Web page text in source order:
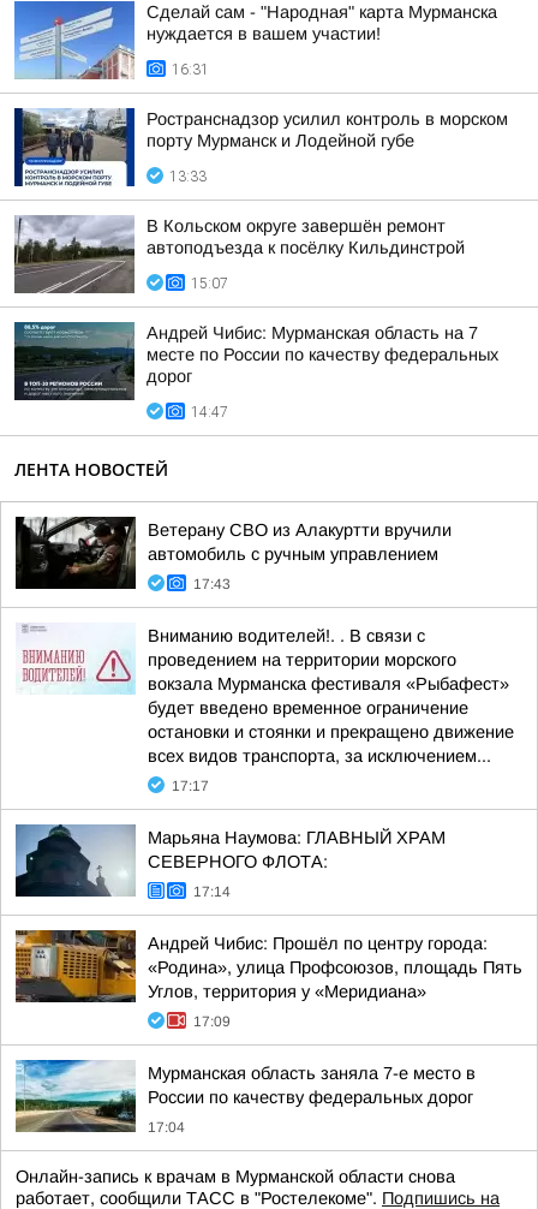
Сделай сам - "Народная" карта Мурманска
нуждается в вашем участии!
16:31
Ространснадзор усилил контроль в морском
порту Мурманск и Лодейной губе
13:33
В Кольском округе завершён ремонт
автоподъезда к посёлку Кильдинстрой
15:07
Андрей Чибис: Мурманская область на 7
месте по России по качеству федеральных
дорог
14:47
ЛЕНТА НОВОСТЕЙ
Ветерану СВО из Алакуртти вручили
автомобиль с ручным управлением
17:43
Вниманию водителей!. . В связи с
проведением на территории морского
вокзала Мурманска фестиваля «Рыбафест»
будет введено временное ограничение
остановки и стоянки и прекращено движение
всех видов транспорта, за исключением...
17:17
Марьяна Наумова: ГЛАВНЫЙ ХРАМ
СЕВЕРНОГО ФЛОТА:
17:14
Андрей Чибис: Прошёл по центру города:
«Родина», улица Профсоюзов, площадь Пять
Углов, территория у «Меридиана»
17:09
Мурманская область заняла 7-е место в
России по качеству федеральных дорог
17:04
Онлайн-запись к врачам в Мурманской области снова
работает, сообщили ТАСС в "Ростелекоме". Подпишись на